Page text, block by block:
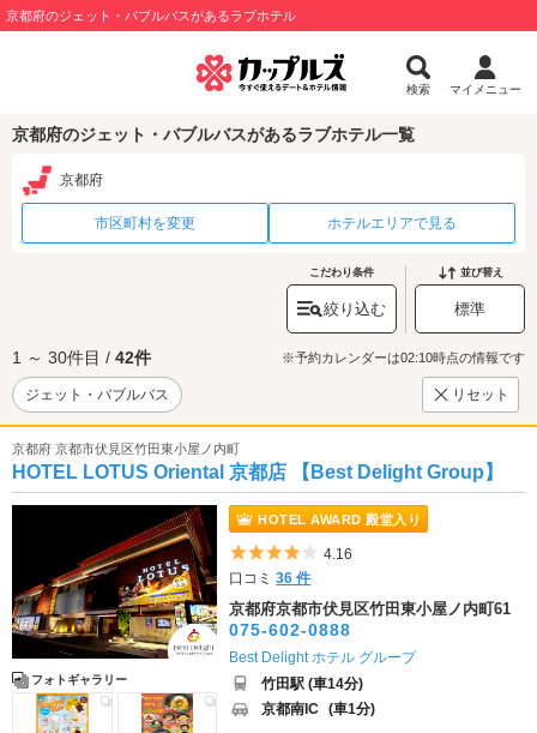
京都府のジェット・バブルバスがあるラブホテル
検索 マイメニュー
京都府のジェット・バブルバスがあるラブホテル一覧
京都府
市区町村を変更 ホテルエリアで見る
こだわり条件
絞り込む
並び替え
標準
1 ～ 30件目 / 42件 ※予約カレンダーは02:10時点の情報です
ジェット・バブルバス リセット
京都府 京都市伏見区竹田東小屋ノ内町
HOTEL LOTUS Oriental 京都店 【Best Delight Group】
フォトギャラリー
HOTEL AWARD 殿堂入り
5つ星のうち4
4.16
口コミ36 件
京都府京都市伏見区竹田東小屋ノ内町61
075-602-0888
Best Delight ホテル グループ
竹田駅 (車14分)
京都南IC (車1分)